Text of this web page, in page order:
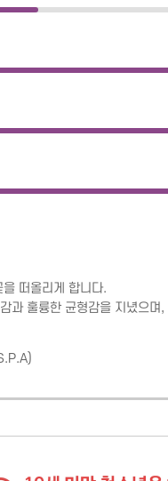
떠올리게 합니다.
과 훌륭한 균형감을 지녔으
)